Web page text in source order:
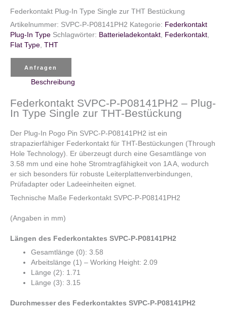
Federkontakt Plug-In Type Single zur THT Bestückung
Artikelnummer: SVPC-P-P08141PH2 Kategorie: Federkontakt
Plug-In Type Schlagwörter: Batterieladekontakt, Federkontakt,
Flat Type, THT
Anfragen
Beschreibung
Federkontakt SVPC-P-P08141PH2 – Plug-
In Type Single zur THT-Bestückung
Der Plug-In Pogo Pin SVPC-P-P08141PH2 ist ein
strapazierfähiger Federkontakt für THT-Bestückungen (Through
Hole Technology). Er überzeugt durch eine Gesamtlänge von
3.58 mm und eine hohe Stromtragfähigkeit von 1A A, wodurch
er sich besonders für robuste Leiterplattenverbindungen,
Prüfadapter oder Ladeeinheiten eignet.
Technische Maße Federkontakt SVPC-P-P08141PH2
(Angaben in mm)
Längen des Federkontaktes SVPC-P-P08141PH2
Gesamtlänge (0): 3.58
Arbeitslänge (1) – Working Height: 2.09
Länge (2): 1.71
Länge (3): 3.15
Durchmesser des Federkontaktes SVPC-P-P08141PH2